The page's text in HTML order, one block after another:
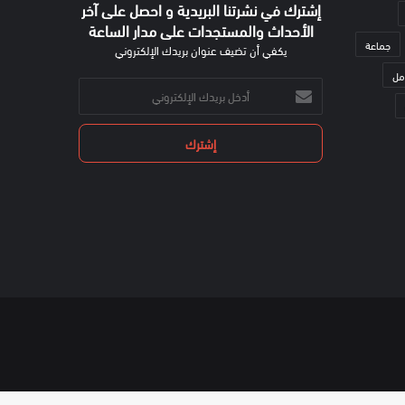
جماعة
إشترك في نشرتنا البريدية و احصل على آخر
الأحداث والمستجدات على مدار الساعة
يكفي أن تضيف عنوان بريدك الإلكتروني
أدخل
بريدك
الإلكتروني